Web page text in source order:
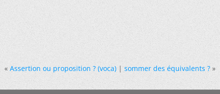
« Assertion ou proposition ? (voca)|sommer des équivalents ? »